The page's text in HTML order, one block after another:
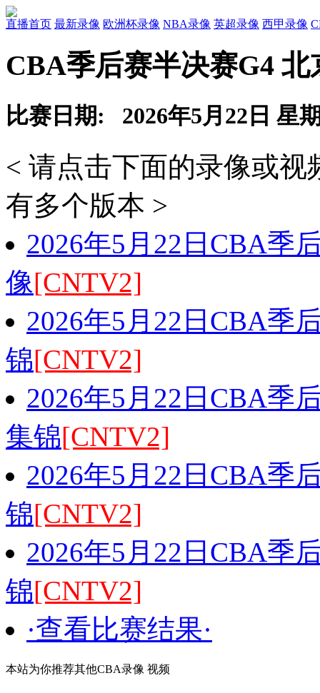
直播首页 最新录像 欧洲杯录像 NBA录像 英超录像 西甲录像
CBA季后赛半决赛G4
比赛日期: 2026年5月22日 星
< 请点击下面的录像或
有多个版本 >
2026年5月22日CBA季
像[CNTV2]
2026年5月22日CBA季
锦[CNTV2]
2026年5月22日CBA季
集锦[CNTV2]
2026年5月22日CBA季
锦[CNTV2]
2026年5月22日CBA季
锦[CNTV2]
·查看比赛结果·
本站为你推荐其他CBA录像 视频